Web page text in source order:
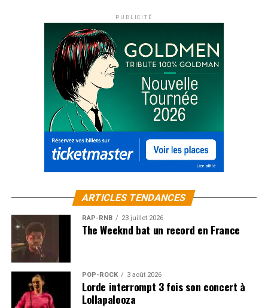
PUBLICITÉ
ARTICLES TENDANCES
RAP-RNB 23 juillet 2026
The Weeknd bat un record en France
POP-ROCK 3 août 2026
Lorde interrompt 3 fois son concert à
Lollapalooza